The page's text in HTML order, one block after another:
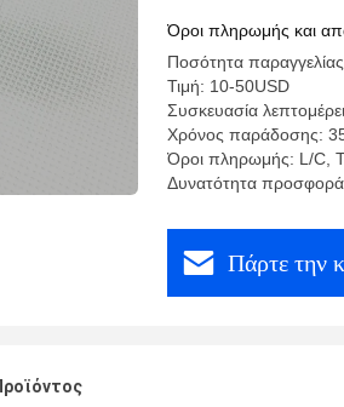
Όροι πληρωμής και
Ποσότητα
Τιμή: 10-50USD
Συσκευασία
Χρόνος παράδοσης: 35
Όροι πληρωμής: L/C,
Δυνατότητα
Πάρτε την